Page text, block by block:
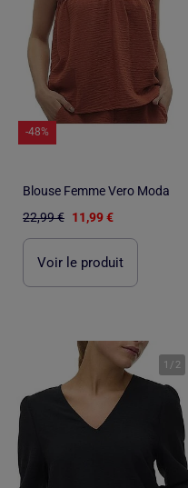
-48%
Blouse Femme Vero Moda
22,99 € 11,99 €
Voir le produit
1 / 2